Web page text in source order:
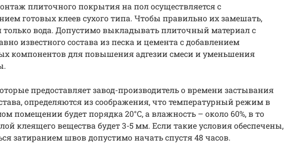
плиточного покрытия на пол осуществляется с
готовых клеев сухого типа. Чтобы правильно их замешать,
только вода. Допустимо выкладывать плиточный материал с
известного состава из песка и цемента с добавлением
компонентов для повышения адгезии смеси и уменьшения
предоставляет завод-производитель о времени застывания
определяются из соображения, что температурный режим в
помещении будет порядка 20°С, а влажность – около 60%, в то
клеящего вещества будет 3-5 мм. Если такие условия обеспечены,
затиранием швов допустимо начать спустя 48 часов.